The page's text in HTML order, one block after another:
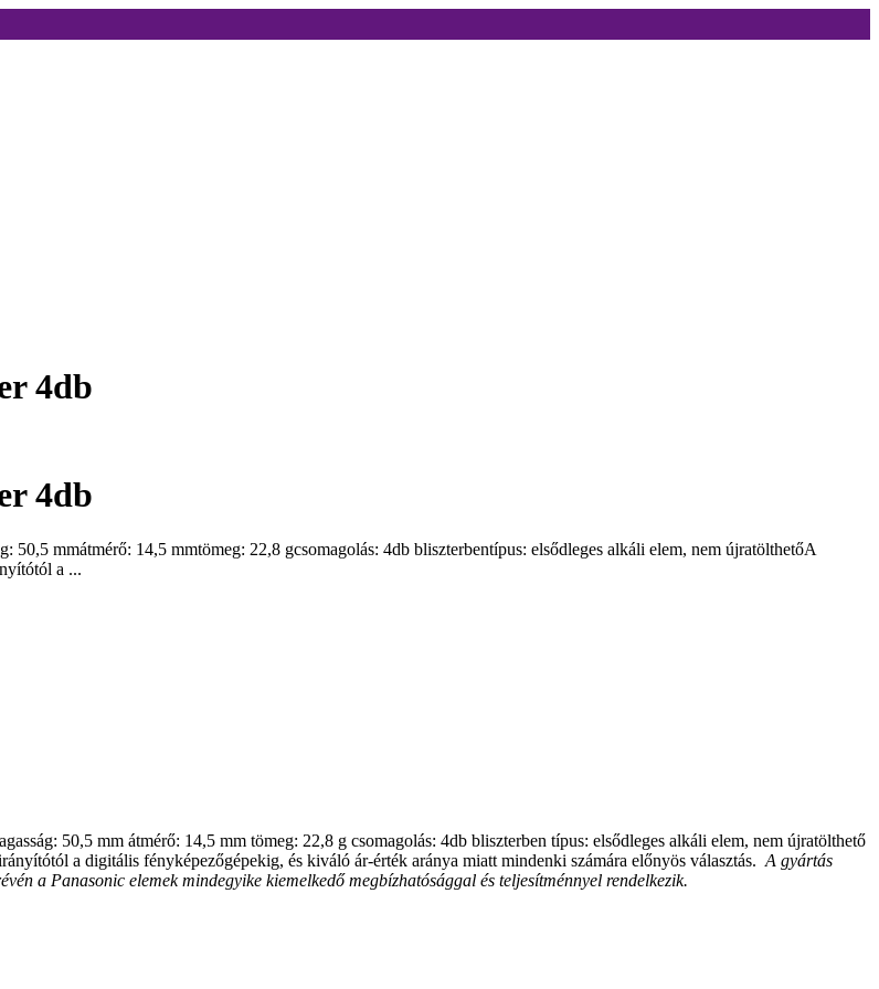
4db
4db
mmátmérő: 14,5 mmtömeg: 22,8 gcsomagolás: 4db bliszterbentípus: elsődleges alkáli elem, nem újratölthetőA
a ...
50,5 mm átmérő: 14,5 mm tömeg: 22,8 g csomagolás: 4db bliszterben típus: elsődleges alkáli elem, nem újratölthető
a digitális fényképezőgépekig, és kiváló ár-érték aránya miatt mindenki számára előnyös választás. A gyártás
a Panasonic elemek mindegyike kiemelkedő megbízhatósággal és teljesítménnyel rendelkezik.